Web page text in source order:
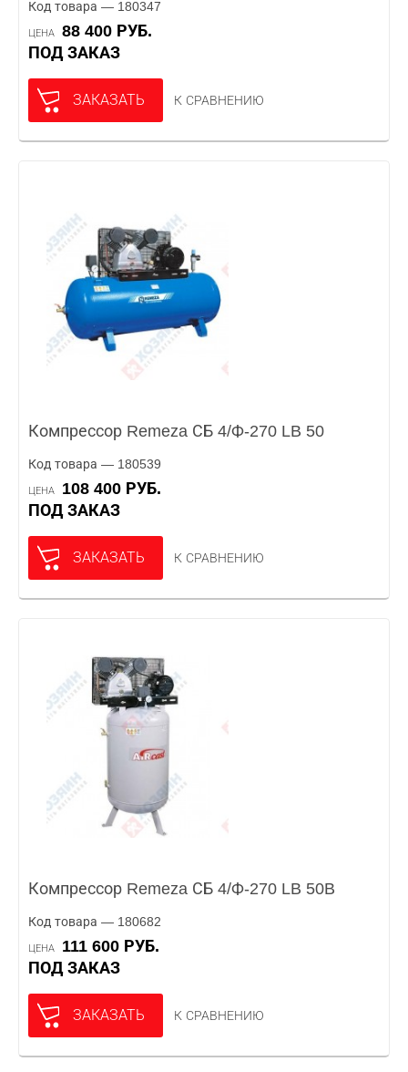
Код товара — 180347
ЦЕНА
88 400 РУБ.
ПОД ЗАКАЗ
ЗАКАЗАТЬ К СРАВНЕНИЮ
Компрессор Remeza СБ 4/Ф-270 LB 50
Код товара — 180539
ЦЕНА
108 400 РУБ.
ПОД ЗАКАЗ
ЗАКАЗАТЬ К СРАВНЕНИЮ
Компрессор Remeza СБ 4/Ф-270 LB 50B
Код товара — 180682
ЦЕНА
111 600 РУБ.
ПОД ЗАКАЗ
ЗАКАЗАТЬ К СРАВНЕНИЮ